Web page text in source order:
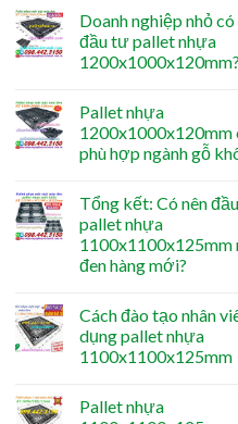
Doanh nghiệp nhỏ có
đầu tư pallet nhựa
1200x1000x120mm?
Pallet nhựa
1200x1000x120mm
phù hợp ngành gỗ
Tổng kết: Có nên
pallet nhựa
1100x1100x125mm
đen hàng mới?
Cách đào tạo nhân
dụng pallet nhựa
1100x1100x125mm
Pallet nhựa